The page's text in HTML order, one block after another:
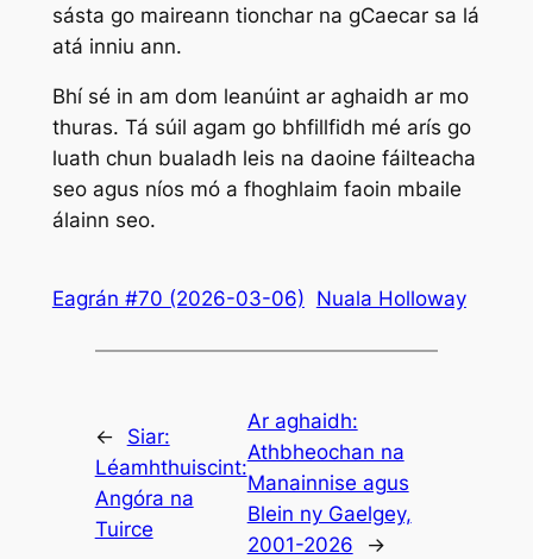
sásta go maireann tionchar na gCaecar sa lá
atá inniu ann.
Bhí sé in am dom leanúint ar aghaidh ar mo
thuras. Tá súil agam go bhfillfidh mé arís go
luath chun bualadh leis na daoine fáilteacha
seo agus níos mó a fhoghlaim faoin mbaile
álainn seo.
Eagrán #70 (2026-03-06) Nuala Holloway
←
Siar:
Léamhthuiscint:
Angóra na
Tuirce
Ar aghaidh:
Athbheochan na
Manainnise agus
Blein ny Gaelgey,
2001-2026
→